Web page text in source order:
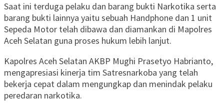
Saat ini terduga pelaku dan barang bukti Narkotika serta
barang bukti lainnya yaitu sebuah Handphone dan 1 unit
Sepeda Motor telah dibawa dan diamankan di Mapolres
Aceh Selatan guna proses hukum lebih lanjut.
Kapolres Aceh Selatan AKBP Mughi Prasetyo Habrianto,
mengapresiasi kinerja tim Satresnarkoba yang telah
bekerja cepat dalam mengungkap dan menindak pelaku
peredaran narkotika.